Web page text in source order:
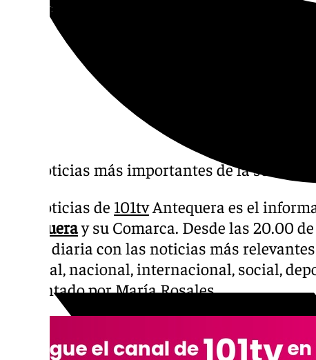
Compartir:
Las noticias más importantes de la semana
Las noticias de 101tvAntequera es el
Antequeray su Comarca. Desde las 20.00
la cita diaria con las noticias más
regional, nacional, internacional, social,
Presentado por María Rosales.